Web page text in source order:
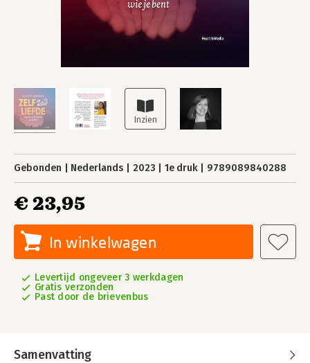
Gebonden Nederlands 2023 1e druk 9789089840288
€ 23,95
In winkelwagen
Levertijd ongeveer 3 werkdagen
Gratis verzonden
Past door de brievenbus
Samenvatting